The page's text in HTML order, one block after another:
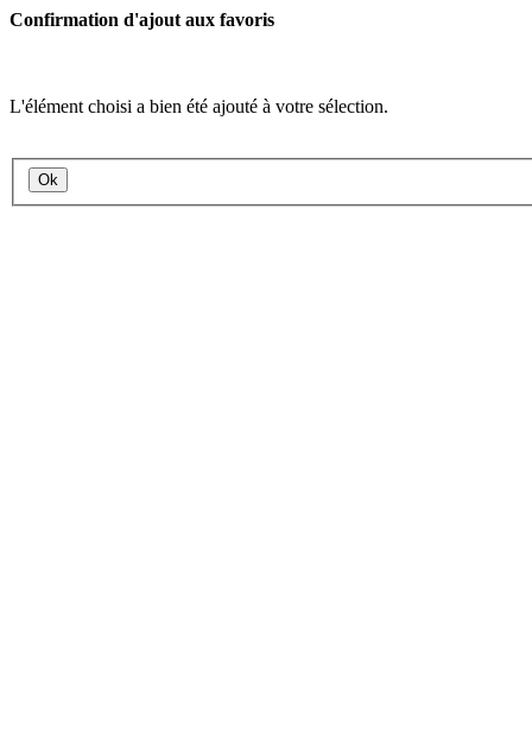
Confirmation d'ajout aux favoris
L'élément choisi a bien été ajouté à votre sélection.